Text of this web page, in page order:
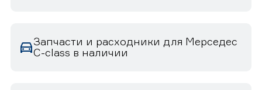
Запчасти и расходники для Мерседес
C-class в наличии